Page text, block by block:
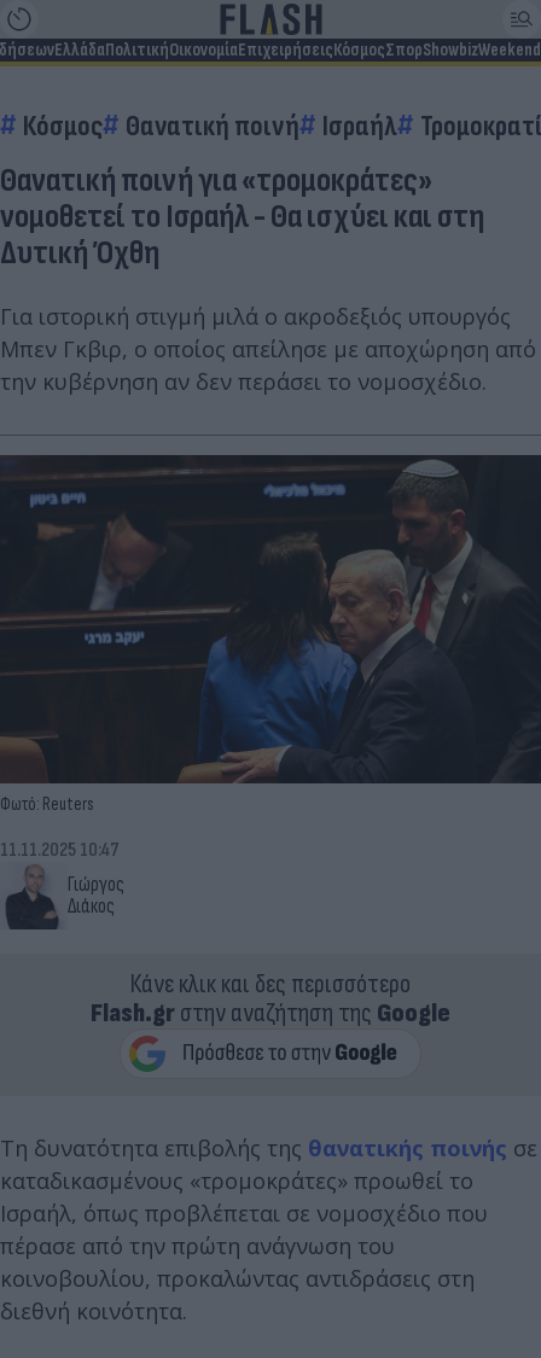
ΕλλάδαΠολιτικήΟικονομίαΕπιχειρήσειςΚόσμοςΣπορShowbizWeekend
Κόσμος Θανατική ποινή Ισραήλ
Θανατική ποινή για «τρομοκράτες»
νομοθετεί το Ισραήλ - Θα ισχύει και στη
Δυτική Όχθη
Για ιστορική στιγμή μιλά ο ακροδεξιός υπουργός
Μπεν Γκβιρ, ο οποίος απείλησε με αποχώρηση από
την κυβέρνηση αν δεν περάσει το νομοσχέδιο.
Φωτό: Reuters
Γιώργος
Διάκος
11.11.2025 10:47
Κάνε κλικ και δες περισσότερο
Flash.grστην αναζήτηση της Google
Τη δυνατότητα επιβολής της θανατικής ποινής σε
καταδικασμένους «τρομοκράτες» προωθεί το
Ισραήλ, όπως προβλέπεται σε νομοσχέδιο που
πέρασε από την πρώτη ανάγνωση του
κοινοβουλίου, προκαλώντας αντιδράσεις στη
διεθνή κοινότητα.